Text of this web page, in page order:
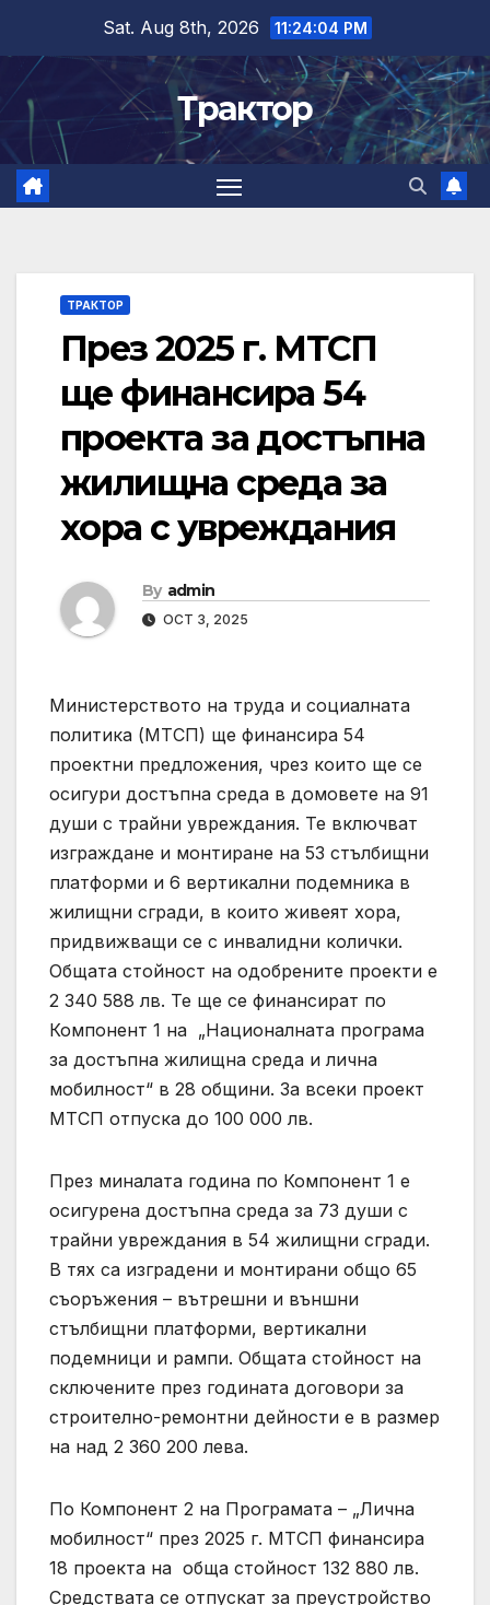
content
Sat. Aug 8th, 2026 11:24:05 PM
Трактор
ТРАКТОР
През 2025 г. МТСП
ще финансира 54
проекта за достъпна
жилищна среда за
хора с увреждания
By admin
OCT 3, 2025
Министерството на труда и социалната
политика (МТСП) ще финансира 54
проектни предложения, чрез които ще се
осигури достъпна среда в домовете на 91
души с трайни увреждания. Те включват
изграждане и монтиране на 53 стълбищни
платформи и 6 вертикални подемника в
жилищни сгради, в които живеят хора,
придвижващи се с инвалидни колички.
Общата стойност на одобрените проекти е
2 340 588 лв. Те ще се финансират по
Компонент 1 на „Националната програма
за достъпна жилищна среда и лична
мобилност“ в 28 общини. За всеки проект
МТСП отпуска до 100 000 лв.
През миналата година по Компонент 1 е
осигурена достъпна среда за 73 души с
трайни увреждания в 54 жилищни сгради.
В тях са изградени и монтирани общо 65
съоръжения – вътрешни и външни
стълбищни платформи, вертикални
подемници и рампи. Общата стойност на
сключените през годината договори за
строително-ремонтни дейности е в размер
на над 2 360 200 лева.
По Компонент 2 на Програмата – „Лична
мобилност“ през 2025 г. МТСП финансира
18 проекта на обща стойност 132 880 лв.
Средствата се отпускат за преустройство